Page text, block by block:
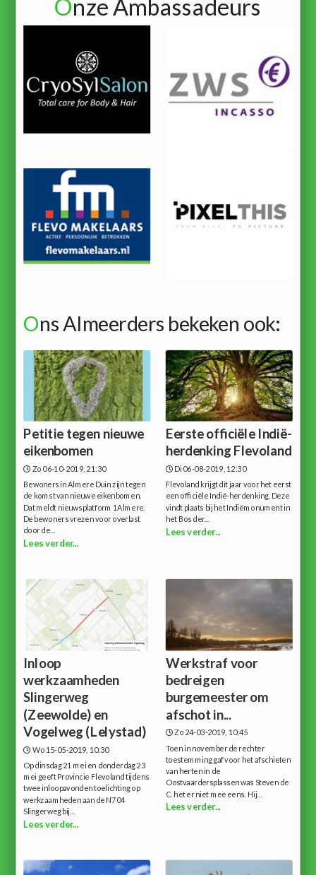
Onze Ambassadeurs
Ons Almeerders bekeken ook:
Petitie tegen nieuwe
eikenbomen
Zo 06-10-2019, 21:30
Bewoners in Almere Duin zijn tegen
de komst van nieuwe eikenbomen.
Dat meldt nieuwsplatform 1Almere.
De bewoners vrezen voor overlast
door de...
Lees verder...
Eerste officiële Indië-
herdenking Flevoland
Di 06-08-2019, 12:30
Flevoland krijgt dit jaar voor het eerst
een officiële Indië-herdenking. Deze
vindt plaats bij het Indiëmonument in
het Bos der...
Lees verder...
Inloop
werkzaamheden
Slingerweg
(Zeewolde) en
Vogelweg (Lelystad)
Wo 15-05-2019, 10:30
Op dinsdag 21 mei en donderdag 23
mei geeft Provincie Flevoland tijdens
twee inloopavonden toelichting op
werkzaamheden aan de N704
Slingerweg bij...
Lees verder...
Werkstraf voor
bedreigen
burgemeester om
afschot in...
Zo 24-03-2019, 10:45
Toen in november de rechter
toestemming gaf voor het afschieten
van herten in de
Oostvaardersplassen was Steven de
C. het er niet mee eens. Hij...
Lees verder...